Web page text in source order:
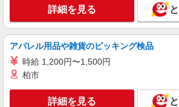
根岸駅｜小さなグループ
時給1600円〜2250円
通費全支給(ガソリン代含む)
横浜市中区≪最寄駅：
詳細を見る
アパレル用品や雑貨のピッキング検品
時給 1,200円〜1,500円
柏市
詳細を見る